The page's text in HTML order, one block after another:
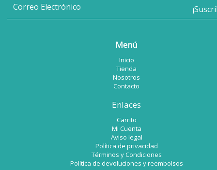
Menú
Inicio
Tienda
Nosotros
Contacto
Enlaces
Carrito
Mi Cuenta
Aviso legal
Política de privacidad
Términos y Condiciones
Política de devoluciones y reembolsos